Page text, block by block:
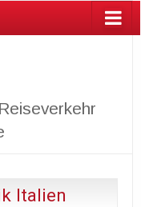
Italien